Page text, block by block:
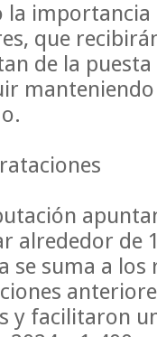
la importancia
que
de la
alrededor de
se suma a los
y facilitaron